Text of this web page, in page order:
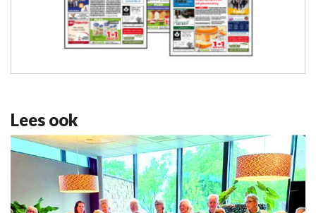
Lees ook